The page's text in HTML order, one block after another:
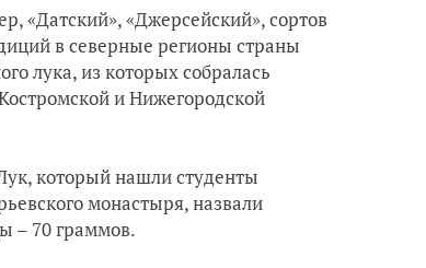
«Датский», «Джерсейский», сортов
в северные регионы страны
лука, из которых собралась
и Нижегородской
который нашли студенты
монастыря, назвали
– 70 граммов.